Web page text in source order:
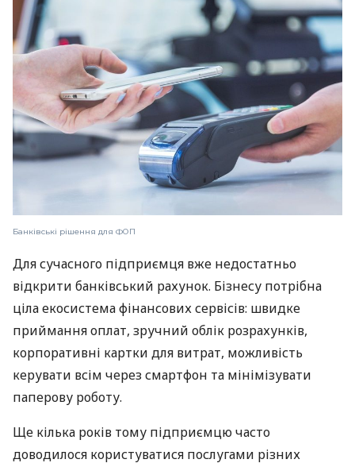
Банківські рішення для ФОП
Для сучасного підприємця вже недостатньо
відкрити банківський рахунок. Бізнесу потрібна
ціла екосистема фінансових сервісів: швидке
приймання оплат, зручний облік розрахунків,
корпоративні картки для витрат, можливість
керувати всім через смартфон та мінімізувати
паперову роботу.
Ще кілька років тому підприємцю часто
доводилося користуватися послугами різних